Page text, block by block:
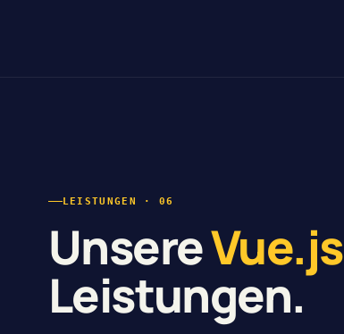
LEISTUNGEN · 06
UnsereVue.js
Leistungen.